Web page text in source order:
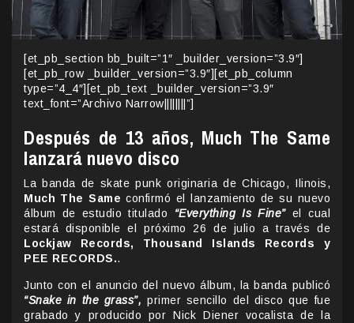
[et_pb_section bb_built=”1″ _builder_version=”3.9″]
[et_pb_row _builder_version=”3.9″][et_pb_column
type=”4_4″][et_pb_text _builder_version=”3.9″
text_font=”Archivo Narrow||||||||”]
Después de 13 años, Much The Same
lanzará nuevo disco
La banda de skate punk originaria de Chicago, Ilinois,
Much The Same confirmó el lanzamiento de su nuevo
álbum de estudio titulado “Everything Is Fine”el cual
estará disponible el próximo 26 de julio a través de
Lockjaw Records, Thousand Islands Records y
PEE RECORDS..
Junto con el anuncio del nuevo álbum, la banda publicó
“Snake in the grass”, primer sencillo del disco que fue
grabado y producido por Nick Diener vocalista de la